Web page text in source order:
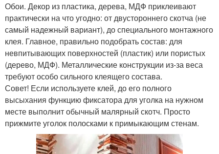
Обои. Декор из пластика, дерева, МДФ приклеивают
практически на что угодно: от двустороннего скотча (не
самый надежный вариант), до специального монтажного
клея. Главное, правильно подобрать состав: для
невпитывающих поверхностей (пластик) или пористых
(дерево, МДФ). Металлические конструкции из-за веса
требуют особо сильного клеящего состава.
Совет! Если используете клей, до его полного
высыхания функцию фиксатора для уголка на нужном
месте выполнит обычный малярный скотч. Просто
прижмите уголок полосками к примыкающим стенам.